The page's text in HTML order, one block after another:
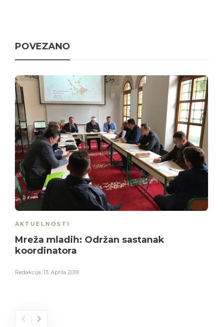
POVEZANO
AKTUELNOSTI
Mreža mladih: Održan sastanak
koordinatora
Redakcija 13. Aprila 2019.